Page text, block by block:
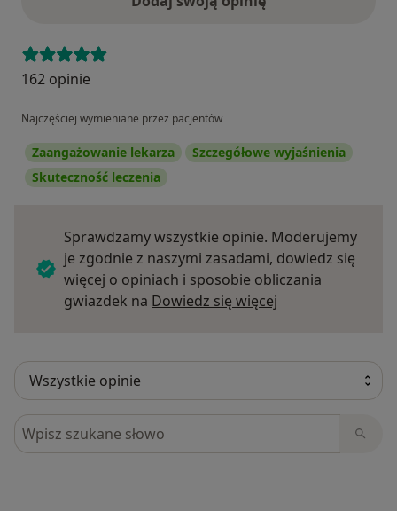
hidden emotions - manifesting on our face, regardless
For more than a decade, I am an academic lecturer in
business management, marketing, communication,
162 opinie
Najczęściej wymieniane przez pacjentów
Zaangażowanie lekarza
Szczegółowe wyjaśnienia
Skuteczność leczenia
Sprawdzamy wszystkie opinie. Moderujemy
je zgodnie z naszymi zasadami, dowiedz się
więcej o opiniach i sposobie obliczania
gwiazdek na Dowiedz się więcej
Szukaj w opiniach